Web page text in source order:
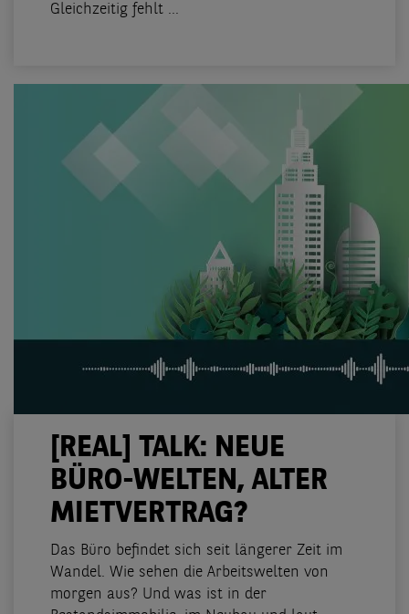
Gleichzeitig fehlt ...
[REAL] TALK: NEUE
BÜRO-WELTEN, ALTER
MIETVERTRAG?
Das Büro befindet sich seit längerer Zeit im
Wandel. Wie sehen die Arbeitswelten von
morgen aus? Und was ist in der